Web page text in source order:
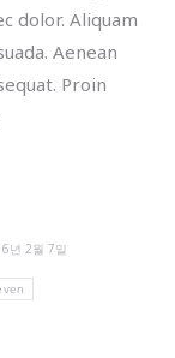
dolor. Aliquam
Aenean
Proin
년 2월 7일